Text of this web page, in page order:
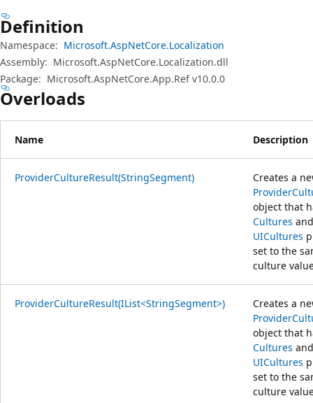
Definition
Namespace: Microsoft.AspNetCore.Localization
Assembly: Microsoft.AspNetCore.Localization.dll
Package: Microsoft.AspNetCore.App.Ref v10.0.0
Overloads
Name Description
ProviderCultureResult(StringSegment)
Creates a
object that
Cultures and
UICultures
set to the
culture
ProviderCultureResult(IList<StringSegment>)
Creates a
object that
Cultures and
UICultures
set to the
culture